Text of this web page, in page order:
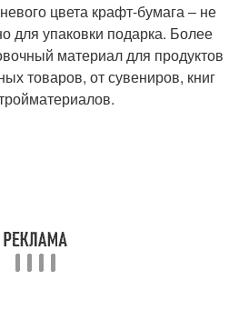
цвета крафт-бумага – не
для упаковки подарка. Более
материал для продуктов
товаров, от сувениров, книг